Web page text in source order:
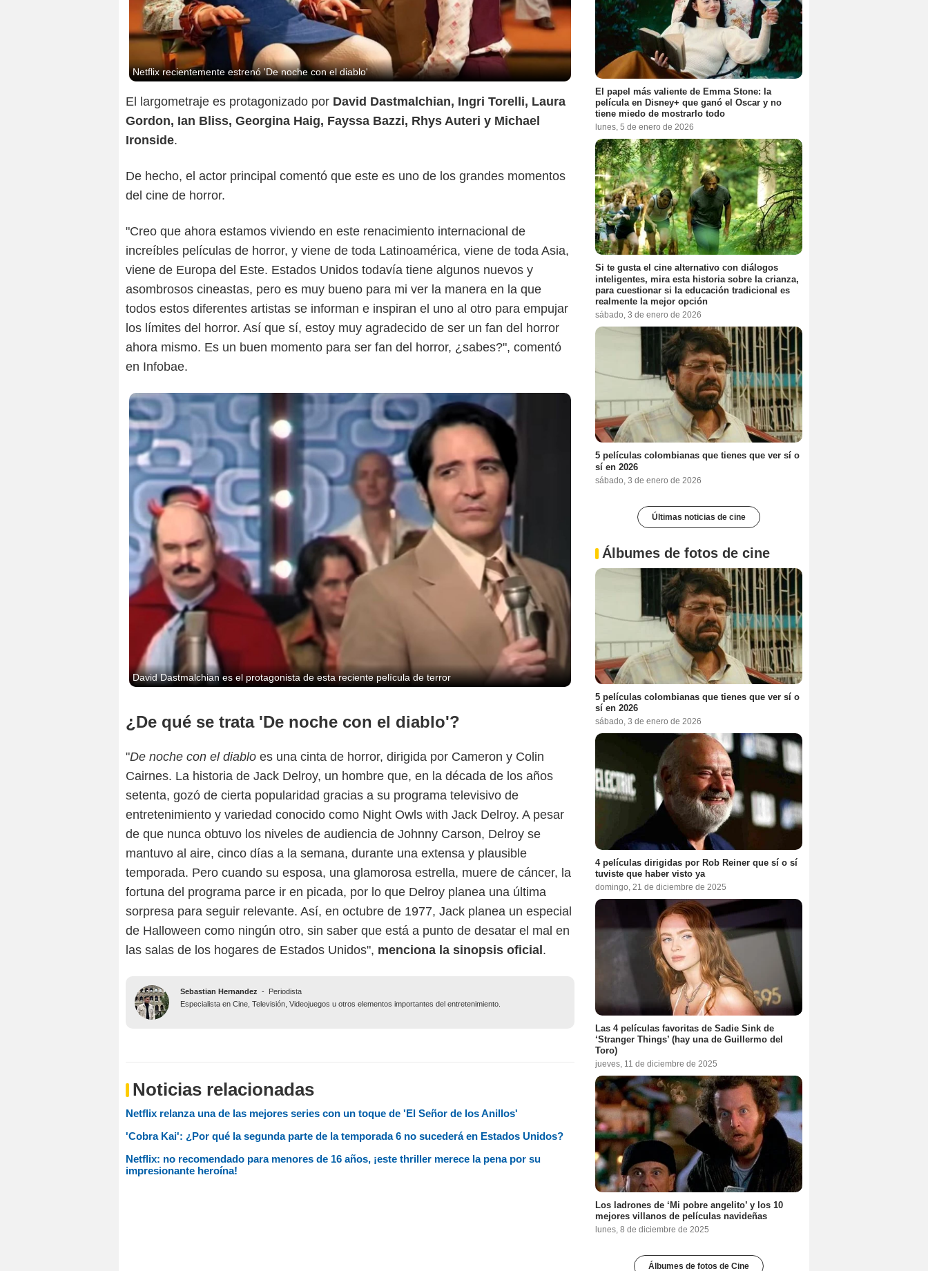
Netflix recientemente estrenó 'De noche con el diablo'
El largometraje es protagonizado por David Dastmalchian, Ingri Torelli, Laura
Gordon, Ian Bliss, Georgina Haig, Fayssa Bazzi, Rhys Auteri y Michael
Ironside.
De hecho, el actor principal comentó que este es uno de los grandes momentos
del cine de horror.
"Creo que ahora estamos viviendo en este renacimiento internacional de
increíbles películas de horror, y viene de toda Latinoamérica, viene de toda Asia,
viene de Europa del Este. Estados Unidos todavía tiene algunos nuevos y
asombrosos cineastas, pero es muy bueno para mi ver la manera en la que
todos estos diferentes artistas se informan e inspiran el uno al otro para empujar
los límites del horror. Así que sí, estoy muy agradecido de ser un fan del horror
ahora mismo. Es un buen momento para ser fan del horror, ¿sabes?", comentó
en Infobae.
AGC Studios
David Dastmalchian es el protagonista de esta reciente película de terror
¿De qué se trata 'De noche con el diablo'?
"De noche con el diablo es una cinta de horror, dirigida por Cameron y Colin
Cairnes. La historia de Jack Delroy, un hombre que, en la década de los años
setenta, gozó de cierta popularidad gracias a su programa televisivo de
entretenimiento y variedad conocido como Night Owls with Jack Delroy. A pesar
de que nunca obtuvo los niveles de audiencia de Johnny Carson, Delroy se
mantuvo al aire, cinco días a la semana, durante una extensa y plausible
temporada. Pero cuando su esposa, una glamorosa estrella, muere de cáncer, la
fortuna del programa parce ir en picada, por lo que Delroy planea una última
sorpresa para seguir relevante. Así, en octubre de 1977, Jack planea un especial
de Halloween como ningún otro, sin saber que está a punto de desatar el mal en
las salas de los hogares de Estados Unidos", menciona la sinopsis oficial.
Sebastian Hernandez - Periodista
Especialista en Cine, Televisión, Videojuegos u otros elementos importantes del entretenimiento.
Noticias relacionadas
Netflix relanza una de las mejores series con un toque de 'El Señor de los Anillos'
'Cobra Kai': ¿Por qué la segunda parte de la temporada 6 no sucederá en Estados Unidos?
Netflix: no recomendado para menores de 16 años, ¡este thriller merece la pena por su
impresionante heroína!
El papel más valiente de Emma Stone: la
película en Disney+ que ganó el Oscar y no
tiene miedo de mostrarlo todo
lunes, 5 de enero de 2026
Si te gusta el cine alternativo con diálogos
inteligentes, mira esta historia sobre la crianza,
para cuestionar si la educación tradicional es
realmente la mejor opción
sábado, 3 de enero de 2026
5 películas colombianas que tienes que ver sí o
sí en 2026
sábado, 3 de enero de 2026
Últimas noticias de cine
Álbumes de fotos de cine
5 películas colombianas que tienes que ver sí o
sí en 2026
sábado, 3 de enero de 2026
4 películas dirigidas por Rob Reiner que sí o sí
tuviste que haber visto ya
domingo, 21 de diciembre de 2025
Las 4 películas favoritas de Sadie Sink de
‘Stranger Things’ (hay una de Guillermo del
Toro)
jueves, 11 de diciembre de 2025
Los ladrones de ‘Mi pobre angelito’ y los 10
mejores villanos de películas navideñas
lunes, 8 de diciembre de 2025
Álbumes de fotos de Cine